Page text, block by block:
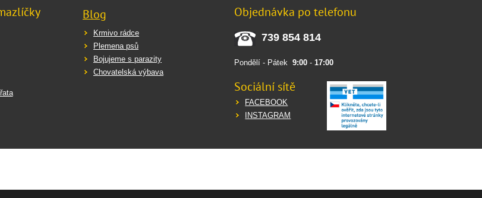
Blog
Krmivo rádce
Plemena psů
Bojujeme s parazity
Chovatelská výbava
Objednávka po telefonu
739 854 814
Pondělí - Pátek9:00 -17:00
Sociální sítě
FACEBOOK
INSTAGRAM